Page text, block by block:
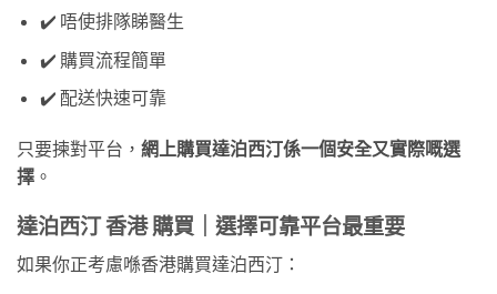
✔️ 唔使排隊睇醫生
✔️ 購買流程簡單
✔️ 配送快速可靠
只要揀對平台， 網上購買達泊西汀係一個安全又實際嘅選
擇 。
達泊西汀 香港 購買｜選擇可靠平台最重要
如果你正考慮喺香港購買達泊西汀：